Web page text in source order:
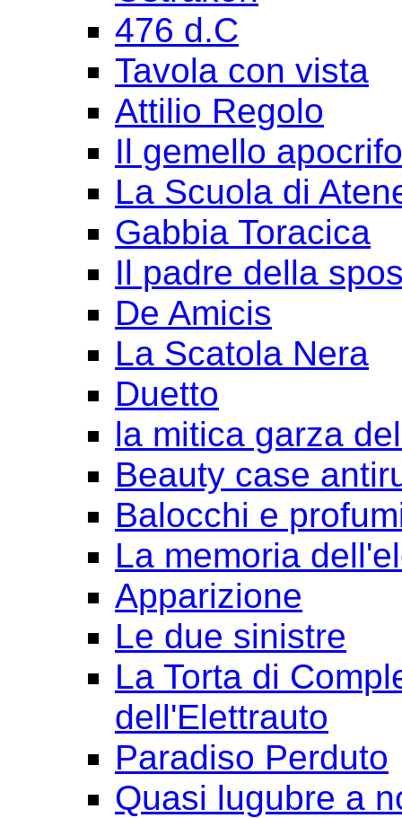
476 d.C
Tavola con vista
Attilio Regolo
Il gemello apocrifo
La Scuola di
Gabbia Toracica
Il padre della
De Amicis
La Scatola Nera
Duetto
la mitica garza
Beauty case
Balocchi e
La memoria
Apparizione
Le due sinistre
La Torta di
dell'Elettrauto
Paradiso Perduto
Quasi lugubre a